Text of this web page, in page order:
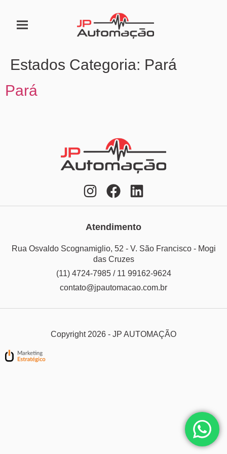
Estados Categoria: Pará
Pará
Atendimento
Rua Osvaldo Scognamiglio, 52 - V. São Francisco - Mogi
das Cruzes
(11) 4724-7985 / 11 99162-9624
contato@jpautomacao.com.br
Copyright 2026 - JP AUTOMAÇÃO